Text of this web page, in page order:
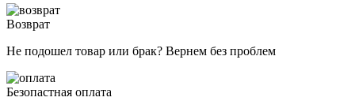
Возврат
Не подошел товар или брак? Вернем без проблем
Безопастная оплата